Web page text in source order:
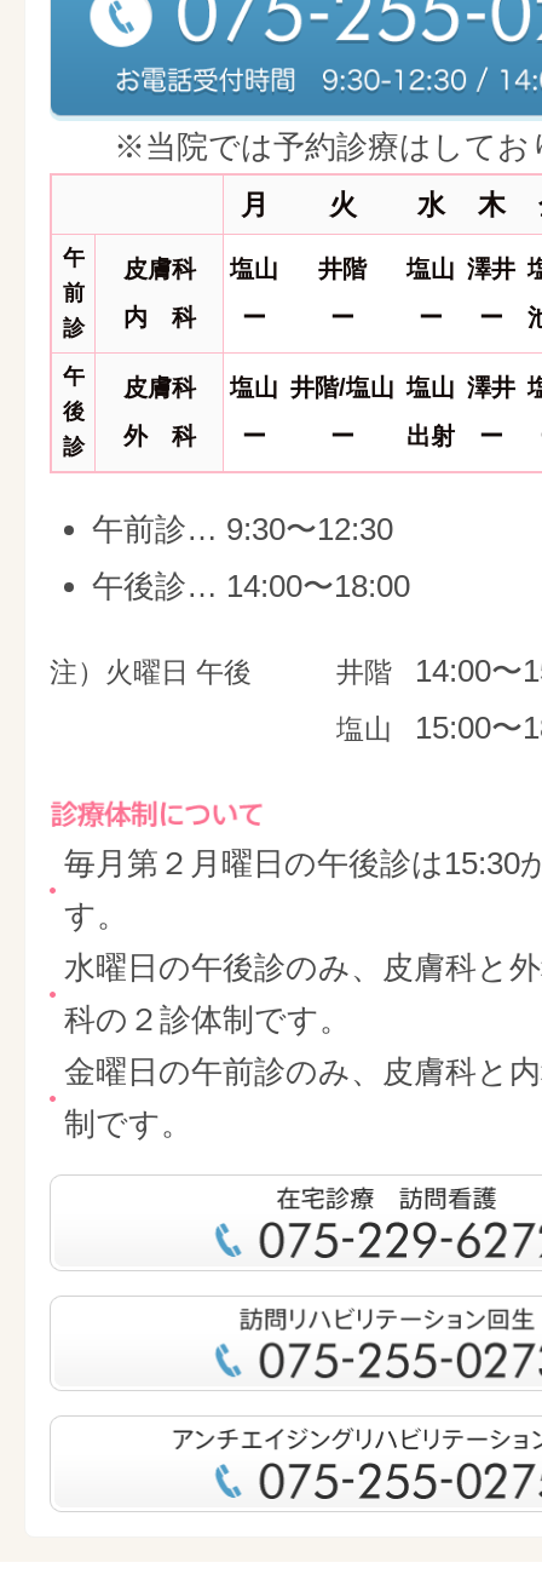
※当院では予約診療はしてお
月 火 水 木
午
前
診
皮膚科
内 科
塩山
ー
井階
ー
塩山
ー
澤井
ー
午
後
診
皮膚科
外 科
塩山
ー
井階/塩山
ー
塩山
出射
澤井
ー
午前診… 9:30〜12:30
午後診… 14:00〜18:00
注）火曜日 午後 井階 14:00〜
塩山 15:00〜
毎月第２月曜日の午後診は15:30
す。
水曜日の午後診のみ、皮膚科と
科の２診体制です。
金曜日の午前診のみ、皮膚科と
制です。